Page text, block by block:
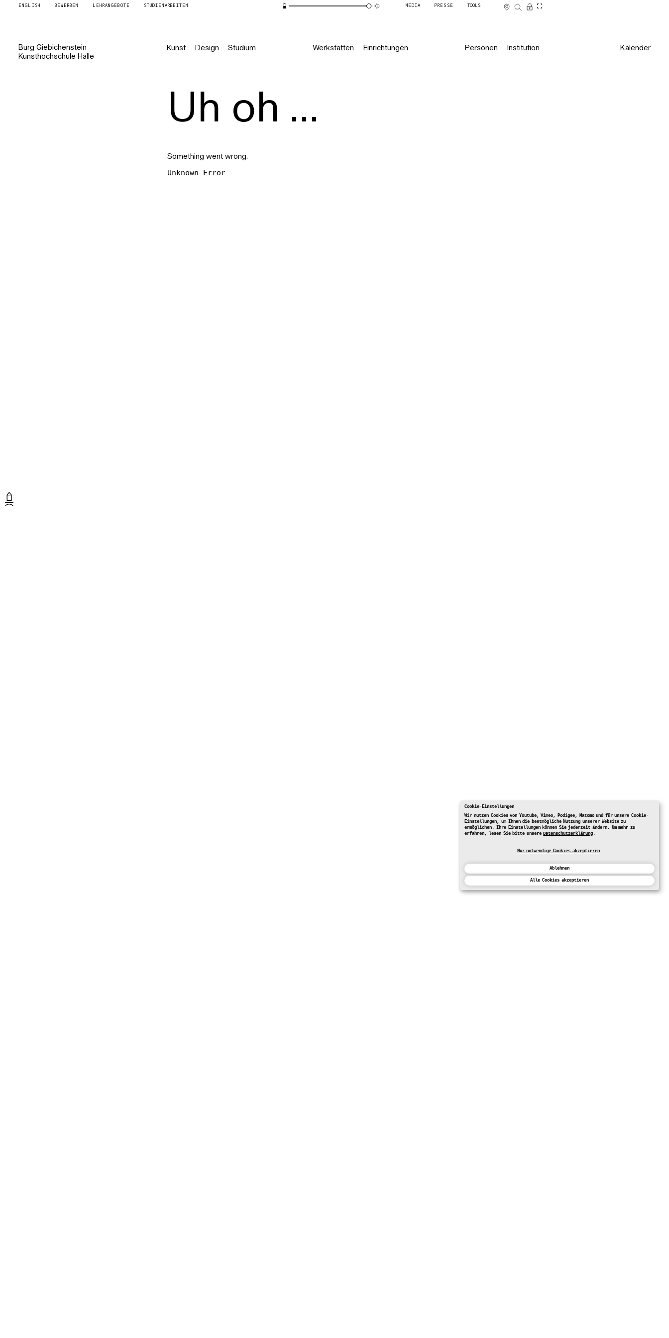
Cookie-Einstellungen
Wir nutzen Cookies von Youtube, Vimeo, Podigee, Matomo und für unsere Cookie-
Einstellungen, um Ihnen die bestmögliche Nutzung unserer Website zu
ermöglichen. Ihre Einstellungen können Sie jederzeit ändern. Um mehr zu
erfahren, lesen Sie bitte unsereDatenschutzerklärung.
Nur notwendige Cookies akzeptieren
Ablehnen
Alle Cookies akzeptieren
ENGLISH BEWERBEN LEHRANGEBOTE STUDIENARBEITEN MEDIA PRESSE TOOLS
Burg Giebichenstein
Kunsthochschule Halle
Kunst Design Studium Werkstätten Einrichtungen Personen Institution Kalender
Uh oh ...
Something went wrong.
Unknown Error